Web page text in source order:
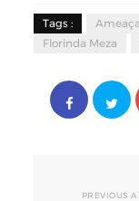
Tags : Ameaça
Florinda Meza
PREVIOUS